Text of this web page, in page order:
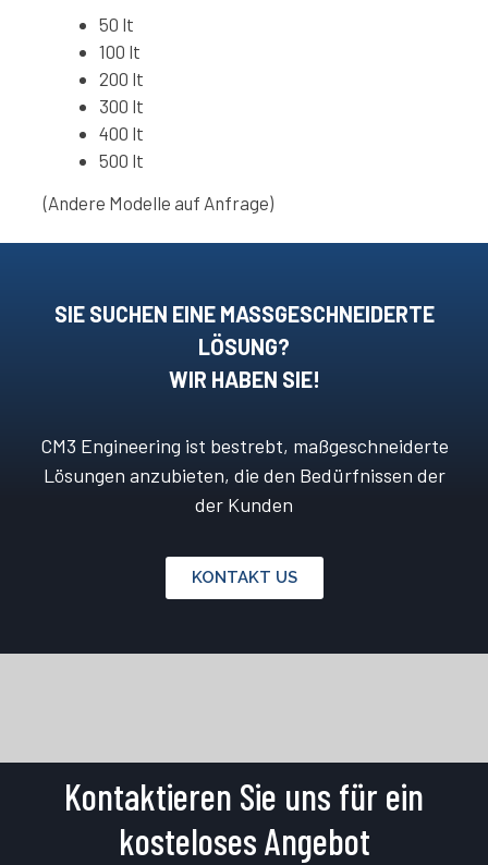
50 lt
100 lt
200 lt
300 lt
400 lt
500 lt
(Andere Modelle auf Anfrage)
SIE SUCHEN EINE MASSGESCHNEIDERTE L
ÖSUNG?
WIR HABEN SIE!
CM3 Engineering ist bestrebt, maßgeschneiderte
Lösungen anzubieten, die den Bedürfnissen der
der Kunden
KONTAKT US
Kontaktieren Sie uns für ein
kosteloses Angebot